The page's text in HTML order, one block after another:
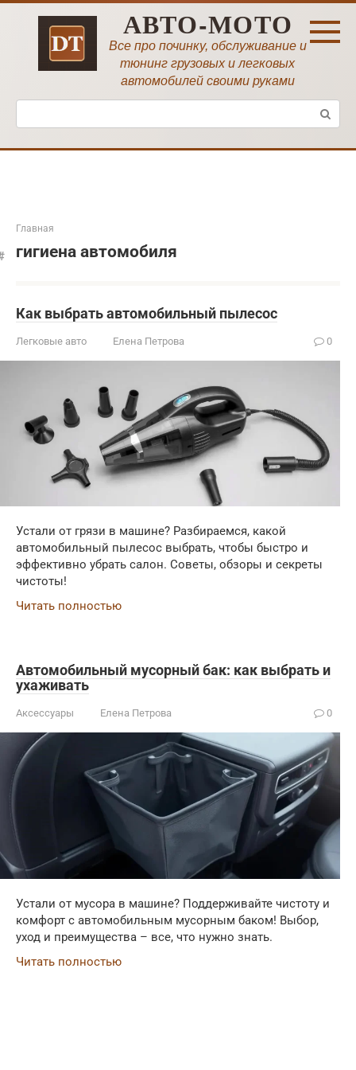
Перейти
АВТО-МОТО
Все про починку, обслуживание и
тюнинг грузовых и легковых
автомобилей своими руками
Поиск:
Главная
гигиена автомобиля
Как выбрать автомобильный пылесос
Легковые авто Елена Петрова 0
Устали от грязи в машине? Разбираемся, какой
автомобильный пылесос выбрать, чтобы быстро и
эффективно убрать салон. Советы, обзоры и секреты
чистоты!
Читать полностью
Автомобильный мусорный бак: как выбрать и
ухаживать
Аксессуары Елена Петрова 0
Устали от мусора в машине? Поддерживайте чистоту и
комфорт с автомобильным мусорным баком! Выбор,
уход и преимущества – все, что нужно знать.
Читать полностью